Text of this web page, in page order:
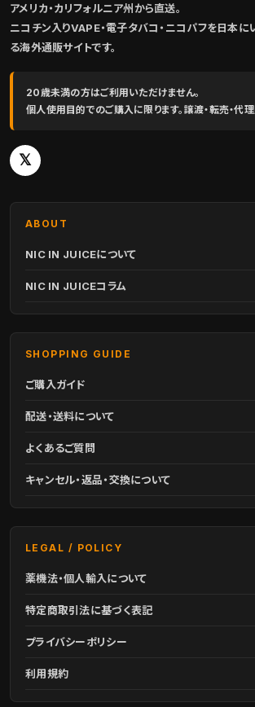
アメリカ・カリフォルニア州から直送。
ニコチン入りVAPE・電子タバコ・ニコパフを日本
る海外通販サイトです。
20歳未満の方はご利用いただけません。
個人使用目的でのご購入に限ります。譲渡・転売・代理
𝕏
ABOUT
NIC IN JUICEについて
NIC IN JUICEコラム
SHOPPING GUIDE
ご購入ガイド
配送・送料について
よくあるご質問
キャンセル・返品・交換について
LEGAL / POLICY
薬機法・個人輸入について
特定商取引法に基づく表記
プライバシーポリシー
利用規約